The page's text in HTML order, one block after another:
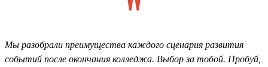
Мы разобрали преимущества каждого сценария развития
событий после окончания колледжа. Выбор за тобой. Пробуй,